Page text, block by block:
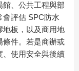
館、公共工程與部
會評估 SPC防水
地板，以及商用地
條件。若是商辦或
、使用安全與後續